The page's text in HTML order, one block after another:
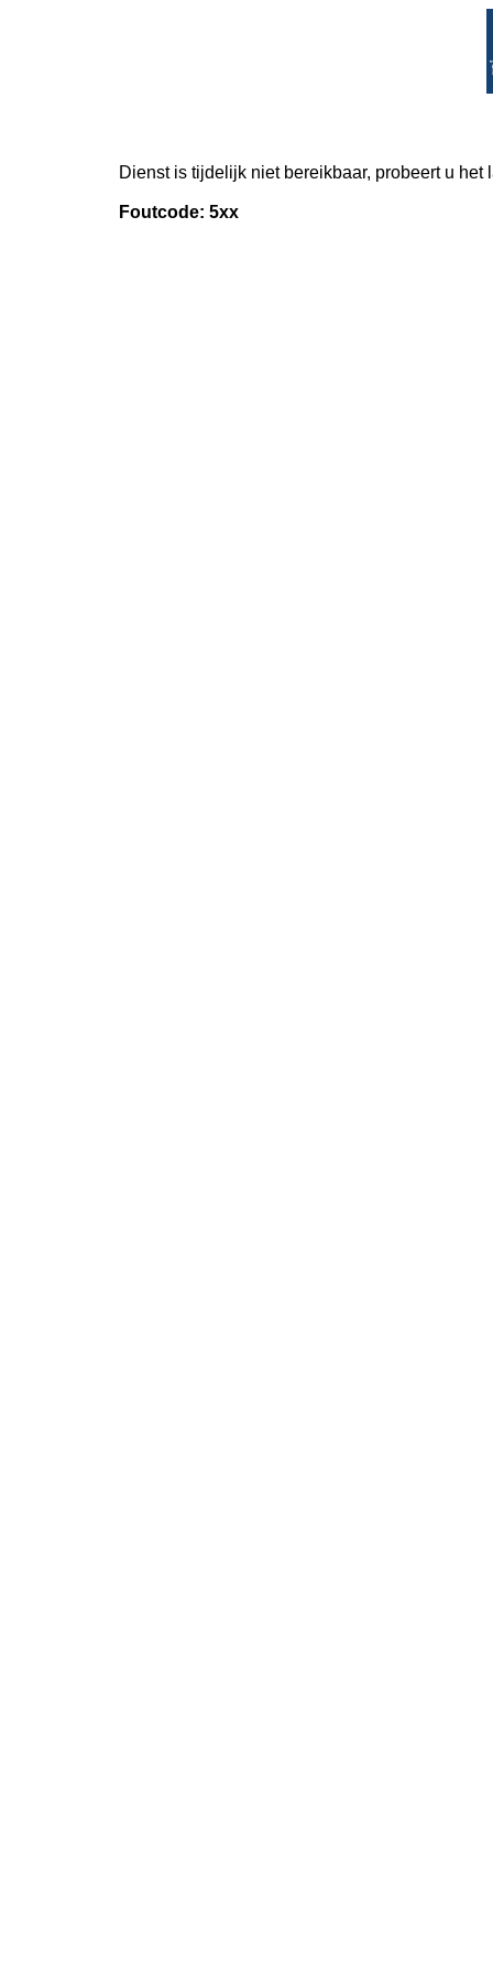
Dienst is tijdelijk niet bereikbaar, probeert u het
Foutcode: 5xx